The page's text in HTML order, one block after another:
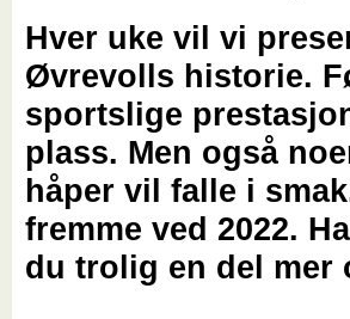
Hver uke vil vi
Øvrevolls historie.
sportslige
plass. Men også
håper vil falle i
fremme ved 2022.
du trolig en del mer